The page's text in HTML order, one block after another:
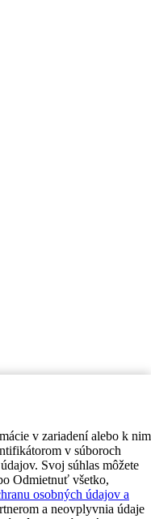
v zariadení alebo k nim
v súboroch
Svoj súhlas môžete
Odmietnuť všetko,
osobných údajov a
a neovplyvnia údaje